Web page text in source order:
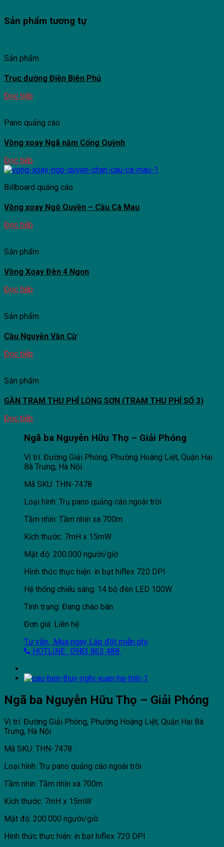
Sản phẩm tương tự
Sản phẩm
Trục đường Điện Biên Phủ
Đọc tiếp
Pano quảng cáo
Vòng xoay Ngã năm Cống Quỳnh
Đọc tiếp
Billboard quảng cáo
Vòng xoay Ngô Quyền – Cầu Cà Mau
Đọc tiếp
Sản phẩm
Vòng Xoay Đèn 4 Ngọn
Đọc tiếp
Sản phẩm
Cầu Nguyễn Văn Cừ
Đọc tiếp
Sản phẩm
GẦN TRẠM THU PHÍ LONG SƠN (TRẠM THU PHÍ SỐ 3)
Đọc tiếp
Ngã ba Nguyễn Hữu Thọ – Giải Phóng
Vị trí: Đường Giải Phóng, Phường Hoàng Liệt, Quận Hai
Bà Trưng, Hà Nội
Mã SKU: THN-7478
Loại hình: Trụ pano quảng cáo ngoài trời
Tầm nhìn: Tầm nhìn xa 700m
Kích thước: 7mH x 15mW
Mật độ: 200.000 người/giờ
Hình thức thực hiện: in bạt hiflex 720 DPI
Hệ thống chiếu sáng: 14 bộ đèn LED 100W
Tình trạng: Đang chào bán
Đơn giá: Liên hệ
Tư vấn, Mua ngay Lắp đặt miễn phí
HOTLINE: 0983 863 488
Ngã ba Nguyễn Hữu Thọ – Giải Phóng
Vị trí: Đường Giải Phóng, Phường Hoàng Liệt, Quận Hai Bà
Trưng, Hà Nội
Mã SKU: THN-7478
Loại hình: Trụ pano quảng cáo ngoài trời
Tầm nhìn: Tầm nhìn xa 700m
Kích thước: 7mH x 15mW
Mật độ: 200.000 người/giờ
Hình thức thực hiện: in bạt hiflex 720 DPI